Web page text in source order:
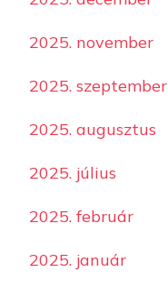
2025. november
2025. szeptember
2025. augusztus
2025. július
2025. február
2025. január